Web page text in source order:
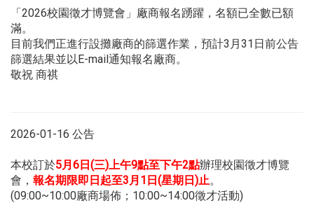
「2026校園徵才博覽會」廠商報名踴躍，名額已全數已額
滿。
目前我們正進行設攤廠商的篩選作業，預計3月31日前公告
篩選結果並以E-mail通知報名廠商。
敬祝 商祺
2026-01-16 公告
本校訂於5月6日(三)上午9點至下午2點辦理校園徵才博覽
會， 報名期限即日起至3月1日(星期日)止。
(09:00~10:00廠商場佈；10:00~14:00徵才活動)